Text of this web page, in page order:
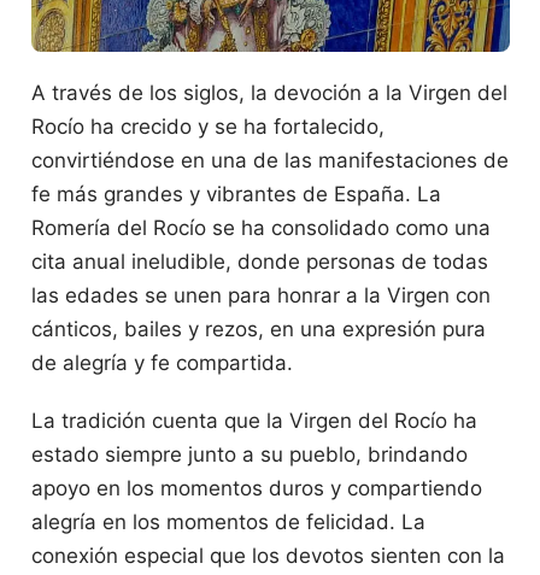
A través de los siglos, la devoción a la Virgen del
Rocío ha crecido y se ha fortalecido,
convirtiéndose en una de las manifestaciones de
fe más grandes y vibrantes de España. La
Romería del Rocío se ha consolidado como una
cita anual ineludible, donde personas de todas
las edades se unen para honrar a la Virgen con
cánticos, bailes y rezos, en una expresión pura
de alegría y fe compartida.
La tradición cuenta que la Virgen del Rocío ha
estado siempre junto a su pueblo, brindando
apoyo en los momentos duros y compartiendo
alegría en los momentos de felicidad. La
conexión especial que los devotos sienten con la